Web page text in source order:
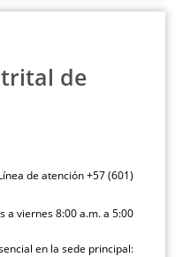
de
de atención +57 (601)
a viernes 8:00 a.m. a 5:00
en la sede principal: